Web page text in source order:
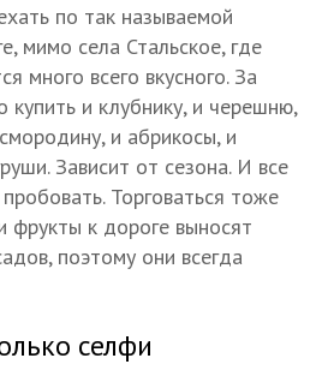
по так называемой
мимо села Стальское, где
много всего вкусного. За
и клубнику, и черешню,
и абрикосы, и
Зависит от сезона. И все
Торговаться тоже
фрукты к дороге выносят
поэтому они всегда
селфи